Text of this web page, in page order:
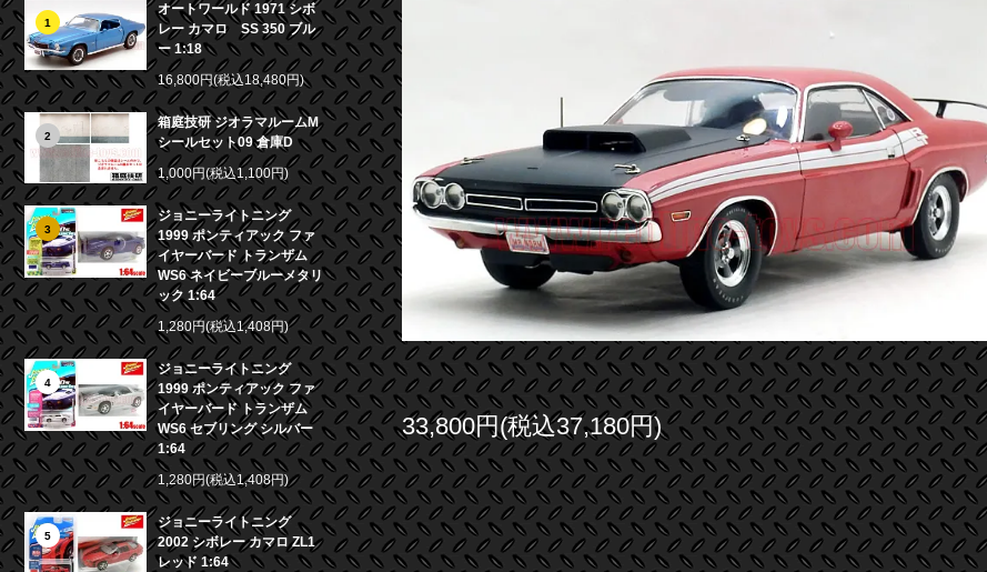
1
オートワールド 1971 シボ
レー カマロ SS 350 ブル
ー 1:18
16,800円(税込18,480円)
2
箱庭技研 ジオラマルームM
シールセット09 倉庫D
1,000円(税込1,100円)
3
ジョニーライトニング
1999 ポンティアック ファ
イヤーバード トランザム
WS6 ネイビーブルーメタリ
ック 1:64
1,280円(税込1,408円)
4
ジョニーライトニング
1999 ポンティアック ファ
イヤーバード トランザム
WS6 セブリング シルバー
1:64
1,280円(税込1,408円)
5
ジョニーライトニング
2002 シボレー カマロ ZL1
レッド 1:64
33,800円(税込37,180円)